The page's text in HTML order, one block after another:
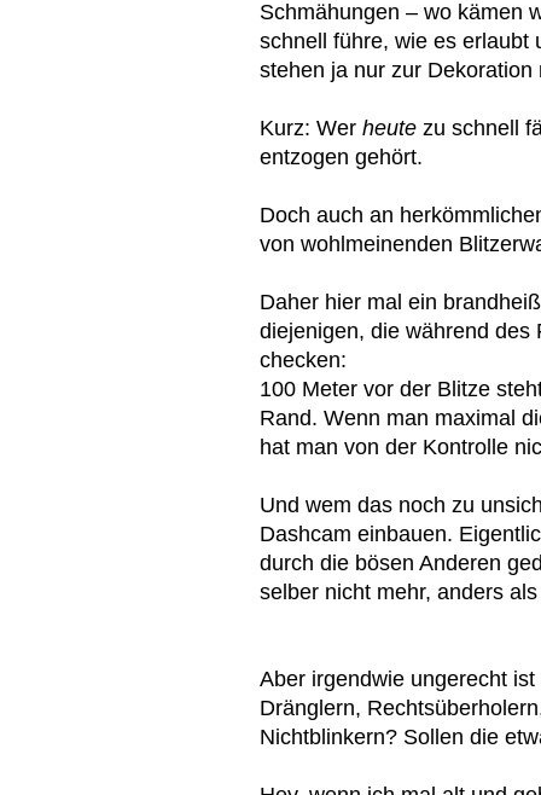
Schmähungen – wo kämen
schnell führe, wie es erlaubt
stehen ja nur zur
Kurz: Wer heute zu schnell
entzogen gehört.
Doch auch an
von wohlmeinenden
Daher hier mal ein
diejenigen, die während des
checken:
100 Meter vor der Blitze
Rand. Wenn man maximal
hat man von der Kontrolle
Und wem das noch zu
Dashcam einbauen.
durch die bösen Anderen
selber nicht mehr, anders
Aber irgendwie ungerecht
Dränglern,
Nichtblinkern? Sollen die